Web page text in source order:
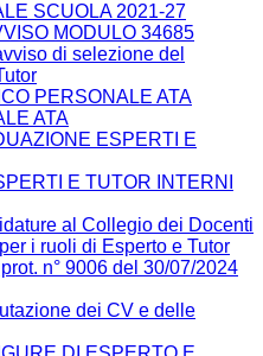
SCUOLA 2021-27
MODULO 34685
di selezione del
PERSONALE ATA
ATA
ESPERTI E
E TUTOR INTERNI
al Collegio dei Docenti
i ruoli di Esperto e Tutor
n° 9006 del 30/07/2024
dei CV e delle